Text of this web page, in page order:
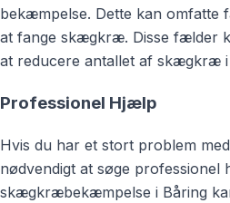
bekæmpelse. Dette kan omfatte
at fange skægkræ. Disse fælder
at reducere antallet af skægkræ i
Professionel Hjælp
Hvis du har et stort problem
nødvendigt at søge professionel
skægkræbekæmpelse i Båring